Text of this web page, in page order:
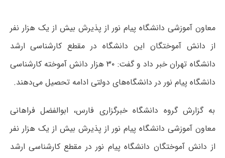
معاون آموزشی دانشگاه پیام نور از پذیرش بیش از یک هزار نفر
از دانش آموختگان این دانشگاه در مقطع کارشناسی ارشد
دانشگاه تهران خبر داد و گفت: ۳۰ هزار دانش آموخته کارشناسی
دانشگاه پیام نور در دانشگاه‌های دولتی ادامه تحصیل می‌دهند.
به گزارش گروه دانشگاه خبرگزاری فارس، ابوالفضل فراهانی
معاون آموزشی دانشگاه پیام نور از پذیرش بیش از یک هزار نفر
از دانش آموختگان دانشگاه پیام نور در مقطع کارشناسی ارشد